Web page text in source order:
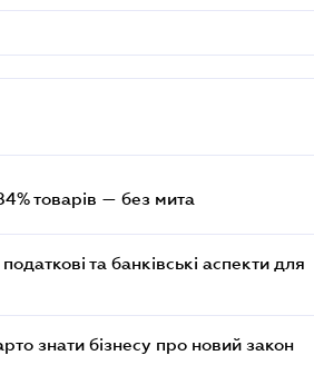
товарів — без мита
та банківські аcпекти для
знати бізнесу про новий закон